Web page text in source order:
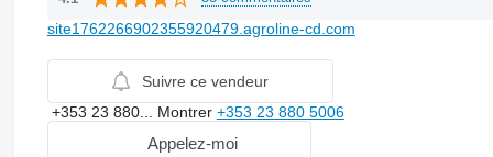
site1762266902355920479.agroline-cd.com
Suivre ce vendeur
+353 23 880... Montrer +353 23 880 5006
Appelez-moi